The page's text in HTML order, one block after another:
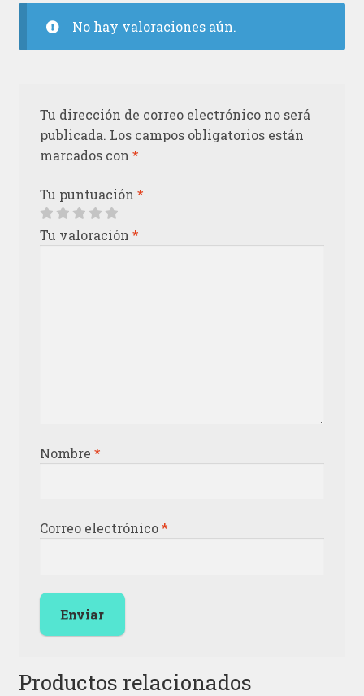
No hay valoraciones aún.
Tu dirección de correo electrónico no será
publicada. Los campos obligatorios están
marcados con *
Tu puntuación *
Tu valoración *
Nombre *
Correo electrónico*
Productos relacionados